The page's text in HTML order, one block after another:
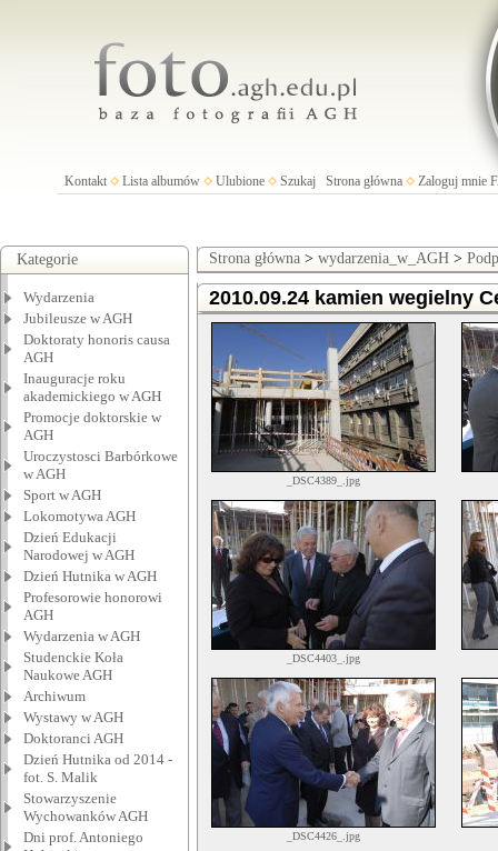
Kontakt Lista albumów Ulubione Szukaj Strona główna Zaloguj mnie
Kategorie
Wydarzenia
Jubileusze w AGH
Doktoraty honoris causa
AGH
Inauguracje roku
akademickiego w AGH
Promocje doktorskie w
AGH
Uroczystosci Barbórkowe
w AGH
Sport w AGH
Lokomotywa AGH
Dzień Edukacji
Narodowej w AGH
Dzień Hutnika w AGH
Profesorowie honorowi
AGH
Wydarzenia w AGH
Studenckie Koła
Naukowe AGH
Archiwum
Wystawy w AGH
Doktoranci AGH
Dzień Hutnika od 2014 -
fot. S. Malik
Stowarzyszenie
Wychowanków AGH
Dni prof. Antoniego
Strona główna > wydarzenia_w_AGH >
2010.09.24 kamien wegielny
_DSC4389_.jpg
_DSC4403_.jpg
_DSC4426_.jpg